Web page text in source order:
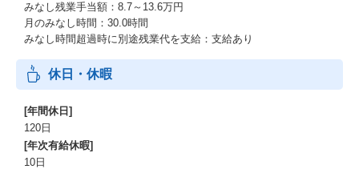
みなし残業手当額：8.7～13.6万円
月のみなし時間：30.0時間
みなし時間超過時に別途残業代を支給：支給あり
休日・休暇
[年間休日]
120日
[年次有給休暇]
10日